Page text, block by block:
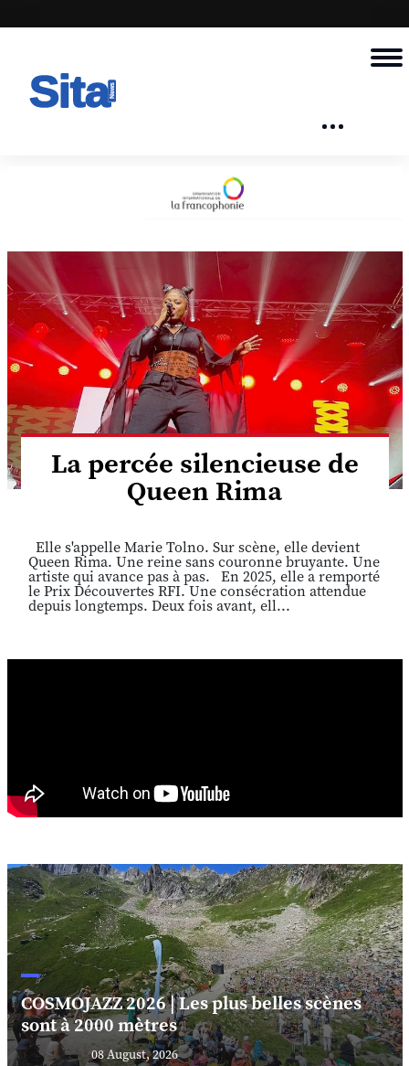
La percée silencieuse de
Queen Rima
Elle s'appelle Marie Tolno. Sur scène, elle devient
Queen Rima. Une reine sans couronne bruyante. Une
artiste qui avance pas à pas. En 2025, elle a remporté
le Prix Découvertes RFI. Une consécration attendue
depuis longtemps. Deux fois avant, ell...
COSMOJAZZ 2026 | Les plus belles scènes
sont à 2000 mètres
08 August, 2026